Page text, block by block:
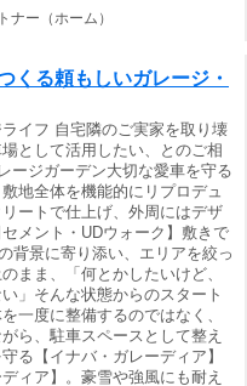
ー（ホーム）
くる頼もしいガレージ・
イフ 自宅隣のご実家を取り壊
として活用したい、とのご相
ージガーデン大切な愛車を守る
地全体を機能的にリプロデュ
ートで仕上げ、外周にはデザ
メント・UDウォーク】敷きで
背景に寄り添い、エリアを絞っ
まま、「何とかしたいけど、
」そんな状態からのスタート
一度に整備するのではなく、
ら、駐車スペースとして整え
る【イナバ・ガレーディア】
ィア】。豪雪や強風にも耐え